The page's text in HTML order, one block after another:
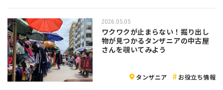
2026.05.05
ワクワクが止まらない！掘り出し
物が見つかるタンザニアの中古屋
さんを覗いてみよう
タンザニア お役立ち情報